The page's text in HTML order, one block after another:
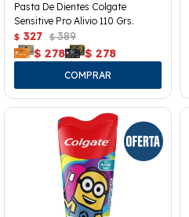
Pasta De Dientes Colgate
Sensitive Pro Alivio 110 Grs.
$ 327 $ 389
$ 278 $ 278